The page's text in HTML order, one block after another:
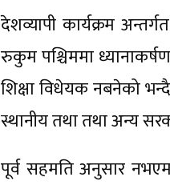
देशव्यापी कार्यक्रम
रुकुम पश्चिममा
शिक्षा विधेयक नबनेको
स्थानीय तथा तथा अन्य
पूर्व सहमति अनुसार